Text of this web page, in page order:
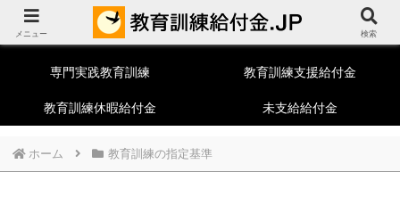
教育訓練給付制度総合ポータルサイト
一般教育訓練
専門実践教育訓練 教育訓練支援給付金
教育訓練休暇給付金 未支給給付金
ホーム 教育訓練の指定基準
メニュー 検索